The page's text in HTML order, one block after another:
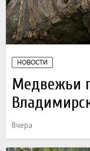
НОВОСТИ
Медвежьи
Вчера